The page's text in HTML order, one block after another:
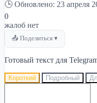
🕒 Обновлено: 23 апреля
0
жалоб нет
📤 Поделиться ▾
Готовый текст для
Короткий Подробный